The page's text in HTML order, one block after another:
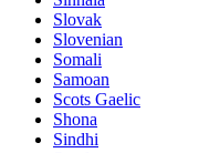
Slovak
Slovenian
Somali
Samoan
Scots Gaelic
Shona
Sindhi